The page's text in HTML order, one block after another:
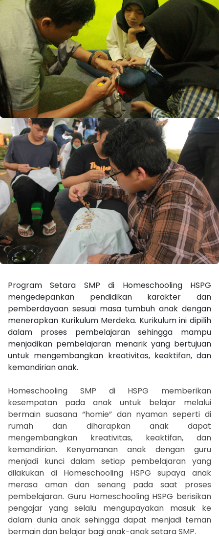
Program Setara SMP di Homeschooling HSPG
mengedepankan pendidikan karakter dan
pemberdayaan sesuai masa tumbuh anak dengan
menerapkan Kurikulum Merdeka. Kurikulum ini dipilih
dalam proses pembelajaran sehingga mampu
menjadikan pembelajaran menarik yang bertujuan
untuk mengembangkan kreativitas, keaktifan, dan
kemandirian anak.
Homeschooling SMP di HSPG memberikan
kesempatan pada anak untuk belajar melalui
bermain suasana “homie” dan nyaman seperti di
rumah dan diharapkan anak dapat
mengembangkan kreativitas, keaktifan, dan
kemandirian. Kenyamanan anak dengan guru
menjadi kunci dalam setiap pembelajaran yang
dilakukan di Homeschooling HSPG supaya anak
merasa aman dan senang pada saat proses
pembelajaran. Guru Homeschooling HSPG berisikan
pengajar yang selalu mengupayakan masuk ke
dalam dunia anak sehingga dapat menjadi teman
bermain dan belajar bagi anak-anak setara SMP.